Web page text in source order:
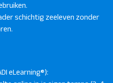
schichtig zeeleven zonder
eLearning®):